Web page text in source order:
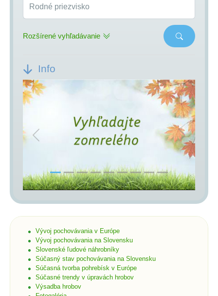
Rodné priezvisko
Rozšírené vyhľadávanie
Info
Previous Next
Vývoj pochovávania v Európe
Vývoj pochovávania na Slovensku
Slovenské ľudové náhrobníky
Súčasný stav pochovávania na Slovensku
Súčasná tvorba pohrebísk v Európe
Súčasné trendy v úpravách hrobov
Výsadba hrobov